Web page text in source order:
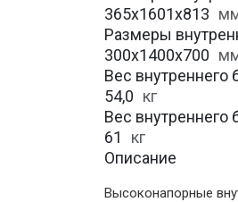
365х1601х813
Размеры
300х1400х700
Вес внутреннего
54,0 кг
Вес внутреннего
61
кг
Описание
Высоконапорные